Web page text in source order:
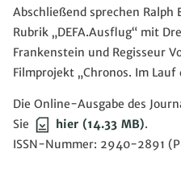
Abschließend sprechen Ralph
Rubrik „DEFA.Ausflug“ mit
Frankenstein und Regisseur
Filmprojekt „Chronos. Im Lauf
Die Online-Ausgabe des
Sie
hier (14.33 MB).
ISSN-Nummer: 2940-2891